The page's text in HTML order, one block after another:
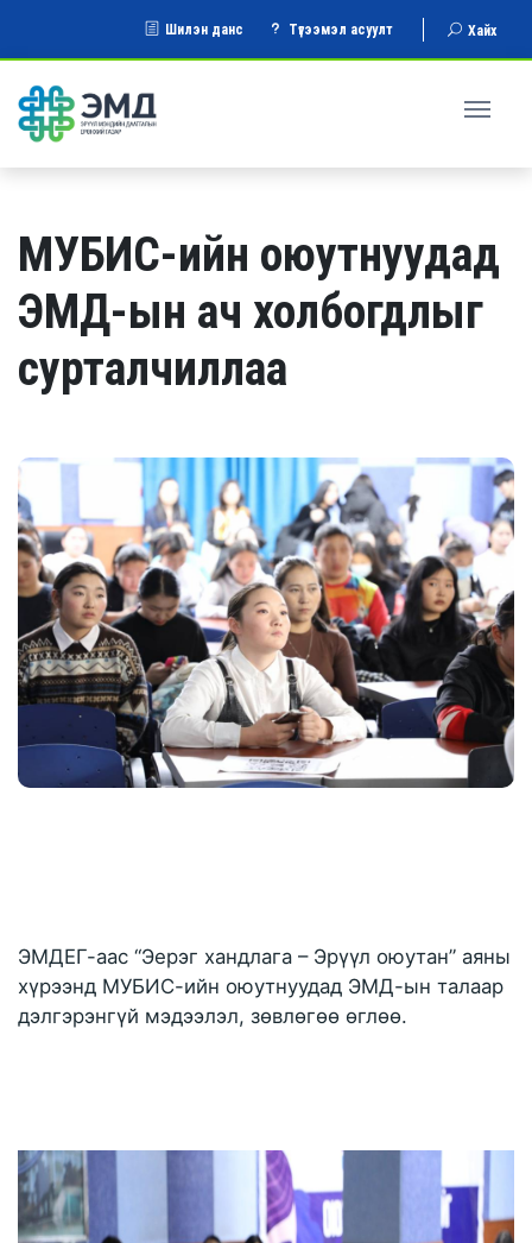
Шилэн данс Түгээмэл асуулт Хайх
МУБИС-ийн оюутнуудад
ЭМД-ын ач холбогдлыг
сурталчиллаа
ЭМДЕГ-аас “Эерэг хандлага – Эрүүл оюутан” аяны
хүрээнд МУБИС-ийн оюутнуудад ЭМД-ын талаар
дэлгэрэнгүй мэдээлэл, зөвлөгөө өглөө.